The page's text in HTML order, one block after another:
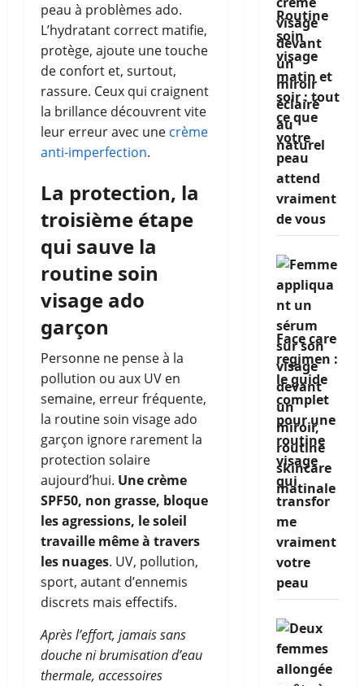
peau à problèmes ado.
L’hydratant correct matifie,
protège, ajoute une touche
de confort et, surtout,
rassure. Ceux qui craignent
la brillance découvrent vite
leur erreur avec une crème
anti-imperfection.
La protection, la
troisième étape
qui sauve la
routine soin
visage ado
garçon
Personne ne pense à la
pollution ou aux UV en
semaine, erreur fréquente,
la routine soin visage ado
garçon ignore rarement la
protection solaire
aujourd’hui. Une crème
SPF50, non grasse, bloque
les agressions, le soleil
travaille même à travers
les nuages. UV, pollution,
sport, autant d’ennemis
discrets mais effectifs.
Après l’effort, jamais sans
douche ni brumisation d’eau
thermale, accessoires
Routine
soin
visage
matin et
soir : tout
ce que
votre
peau
attend
vraiment
de vous
Face care
regimen :
le guide
complet
pour une
routine
visage
qui
transfor
me
vraiment
votre
peau